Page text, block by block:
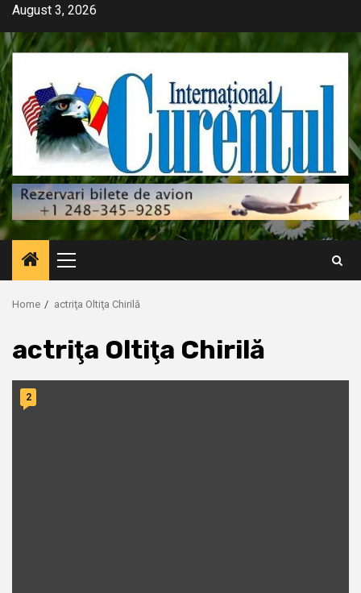
Skip
content
August 3, 2026
Primary
Menu
Home actriţa Oltiţa Chirilă
actriţa Oltiţa Chirilă
2